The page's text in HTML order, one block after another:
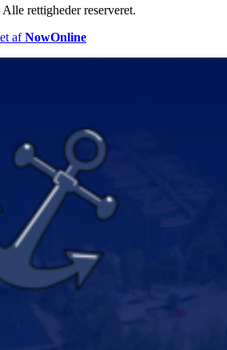
rettigheder reserveret.
afNowOnline